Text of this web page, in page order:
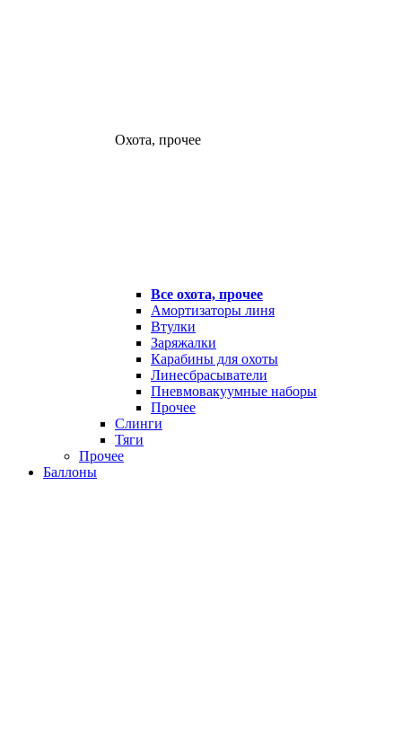
Охота, прочее
Все охота, прочее
Амортизаторы линя
Втулки
Заряжалки
Карабины для охоты
Линесбрасыватели
Пневмовакуумные наборы
Прочее
Слинги
Тяги
Прочее
Баллоны